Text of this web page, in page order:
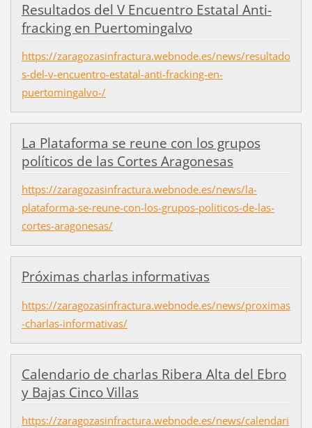
Resultados del V Encuentro Estatal Anti-
fracking en Puertomingalvo
https://zaragozasinfractura.webnode.es/news/resultado
s-del-v-encuentro-estatal-anti-fracking-en-
puertomingalvo-/
La Plataforma se reune con los grupos
políticos de las Cortes Aragonesas
https://zaragozasinfractura.webnode.es/news/la-
plataforma-se-reune-con-los-grupos-politicos-de-las-
cortes-aragonesas/
Próximas charlas informativas
https://zaragozasinfractura.webnode.es/news/proximas
-charlas-informativas/
Calendario de charlas Ribera Alta del Ebro
y Bajas Cinco Villas
https://zaragozasinfractura.webnode.es/news/calendari